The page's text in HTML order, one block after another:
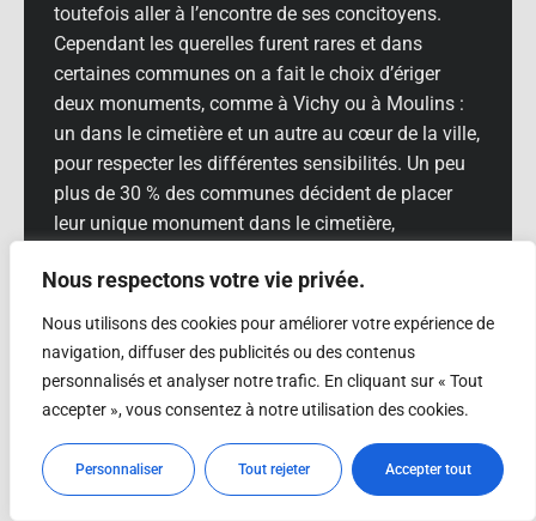
Nous respectons votre vie privée.
Nous utilisons des cookies pour améliorer votre expérience de
navigation, diffuser des publicités ou des contenus
personnalisés et analyser notre trafic. En cliquant sur « Tout
accepter », vous consentez à notre utilisation des cookies.
Personnaliser Tout rejeter Accepter tout
toutefois aller à l’encontre de ses concitoyens.
Cependant les querelles furent rares et dans
certaines communes on a fait le choix d’ériger
deux monuments, comme à Vichy ou à Moulins :
un dans le cimetière et un autre au cœur de la ville,
pour respecter les différentes sensibilités. Un peu
plus de 30 % des communes décident de placer
leur unique monument dans le cimetière,
le cas à Prémilhat et à Saint-Genest. À Teillet-
Argenty, le monument se trouve hors du cimetière,
et cependant il porte une croix.
Les monuments sont généralement implantés
dans un espace public, ou sur un terrain
appartenant à la commune : la place de l’église ou
de la mairie, ou une autre place du village, ou à